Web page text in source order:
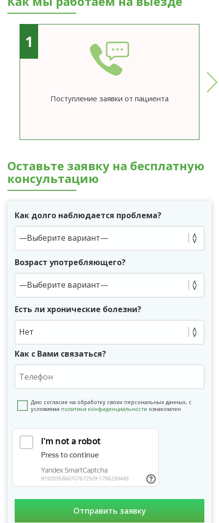
1
Поступление заявки от пациента
Оставьте заявку на бесплатную
консультацию
Как долго наблюдается проблема?
Возраст употребляющего?
Есть ли хронические болезни?
Нет
Как с Вами связаться?
Даю согласие на обработку своих персональных данных, с
условиями политики конфиденциальности ознакомлен